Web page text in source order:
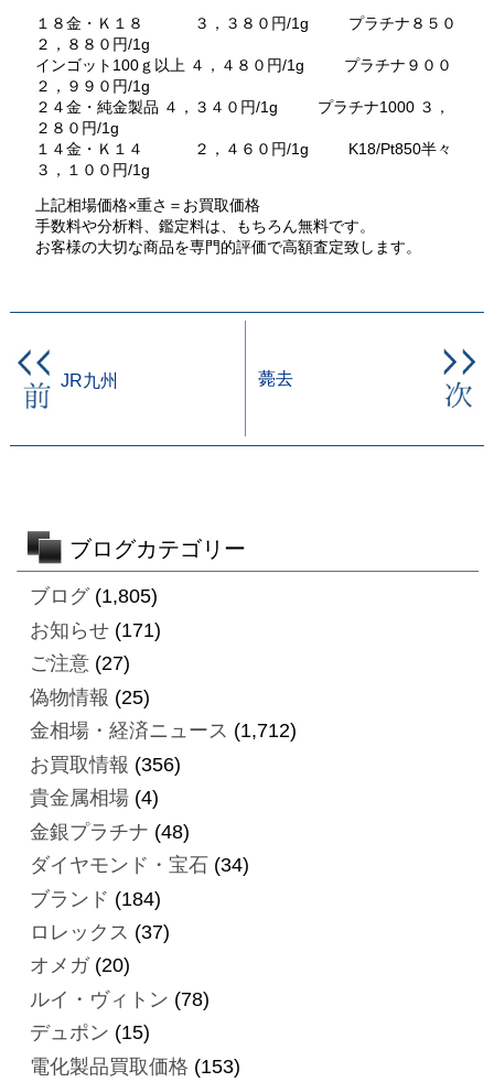
１８金・Ｋ１８ ３，３８０円/1g プラチナ８５０
２，８８０円/1g
インゴット100ｇ以上 ４，４８０円/1g プラチナ９００
２，９９０円/1g
２４金・純金製品 ４，３４０円/1g プラチナ1000 ３，
２８０円/1g
１４金・Ｋ１４ ２，４６０円/1g K18/Pt850半々
３，１００円/1g
上記相場価格×重さ＝お買取価格
手数料や分析料、鑑定料は、もちろん無料です。
お客様の大切な商品を専門的評価で高額査定致します。
JR九州 薨去
ブログカテゴリー
ブログ(1,805)
お知らせ(171)
ご注意(27)
偽物情報 (25)
金相場・経済ニュース (1,712)
お買取情報 (356)
貴金属相場(4)
金銀プラチナ (48)
ダイヤモンド・宝石 (34)
ブランド (184)
ロレックス (37)
オメガ(20)
ルイ・ヴィトン (78)
デュポン (15)
電化製品買取価格 (153)